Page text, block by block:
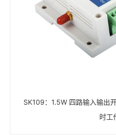
SK109：1.5W 四路输入输出
时工